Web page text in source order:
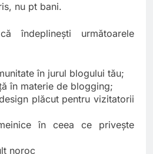
nu pt bani.
îndeplineşti următoarele
în jurul blogului tău;
în materie de blogging;
plăcut pentru vizitatorii
în ceea ce priveşte
noroc